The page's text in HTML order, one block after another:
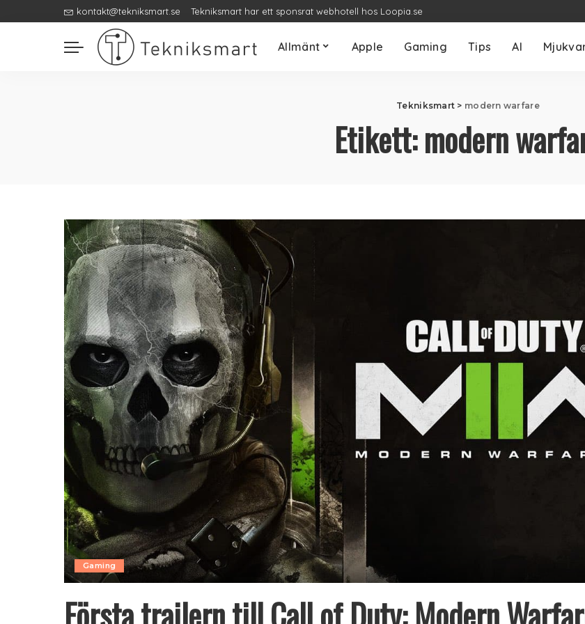
kontakt@tekniksmart.se Tekniksmart har ett sponsrat webhotell hos Loopia.se
Allmänt Apple Gaming Tips AI
Tekniksmart > modern warfare
Etikett:modern
Gaming